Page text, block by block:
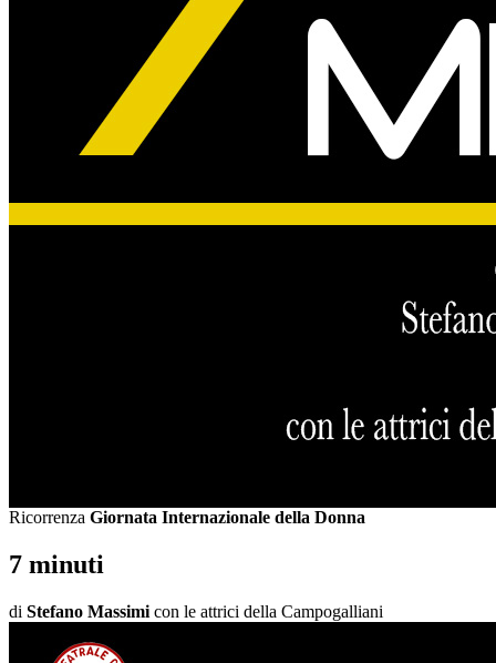
Ricorrenza Giornata Internazionale della Donna
7 minuti
di Stefano Massimi con le attrici della Campogalliani